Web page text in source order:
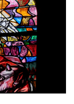
LICHT